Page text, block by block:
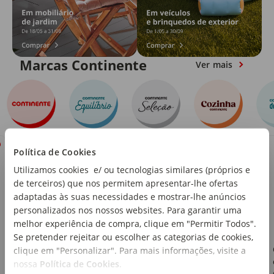
Política de Cookies
Utilizamos cookies e/ ou tecnologias similares (próprios e
de terceiros) que nos permitem apresentar-lhe ofertas
adaptadas às suas necessidades e mostrar-lhe anúncios
personalizados nos nossos websites. Para garantir uma
melhor experiência de compra, clique em "Permitir Todos".
Se pretender rejeitar ou escolher as categorias de cookies,
clique em "Personalizar". Para mais informações, visite a
nossa Política de Cookies
Marcas Continente Ver mais
Frango com Noodles de